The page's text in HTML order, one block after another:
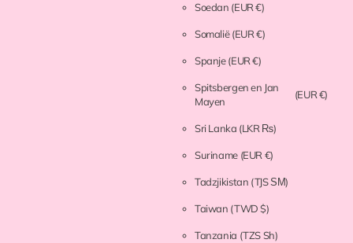
Soedan (EUR €)
Somalië(EUR €)
Spanje(EUR €)
Spitsbergen en Jan
Mayen
(EUR €)
Sri Lanka (LKR ₨)
Suriname (EUR €)
Tadzjikistan (TJS ЅМ)
Taiwan (TWD $)
Tanzania (TZS Sh)